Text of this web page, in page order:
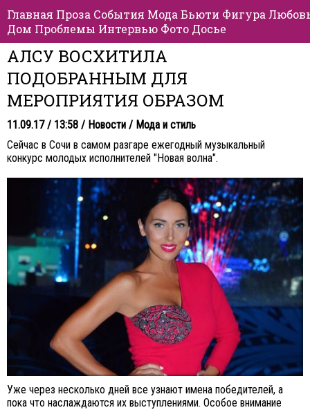
Главная Проза События Мода Бьюти Фигура
Дом Проблемы Интервью Фото Досье
АЛСУ ВОСХИТИЛА
ПОДОБРАННЫМ ДЛЯ
МЕРОПРИЯТИЯ ОБРАЗОМ
11.09.17 / 13:58 / Новости / Мода и стиль
Сейчас в Сочи в самом разгаре ежегодный музыкальный
конкурс молодых исполнителей "Новая волна".
Уже через несколько дней все узнают имена победителей, а
пока что наслаждаются их выступлениями. Особое внимание